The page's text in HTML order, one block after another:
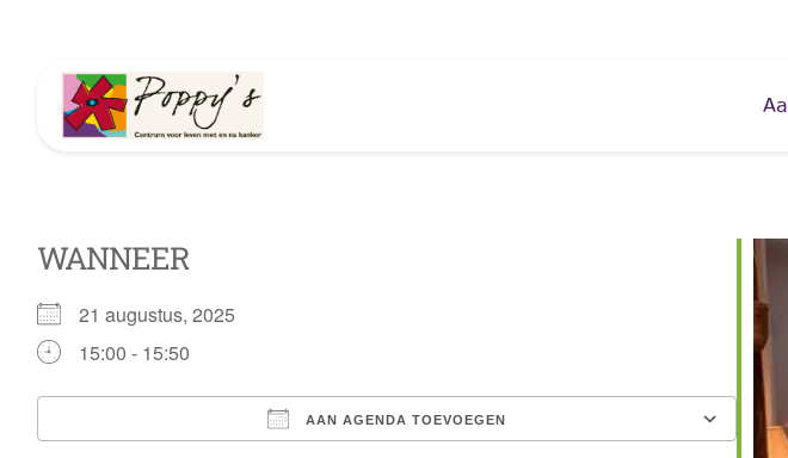
WANNEER
21 augustus, 2025
15:00 - 15:50
AAN AGENDA TOEVOEGEN
Download ICS